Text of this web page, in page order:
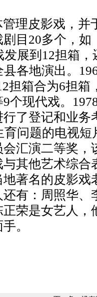
理皮影戏，并
目20多个，
展到12担箱
各地演出。
担箱合为6担箱
9个现代戏。
了登记和业务
育问题的电视
汇演二等奖，
其他艺术综合
著名的皮影戏
有：周照华、
荣是女艺人，
。